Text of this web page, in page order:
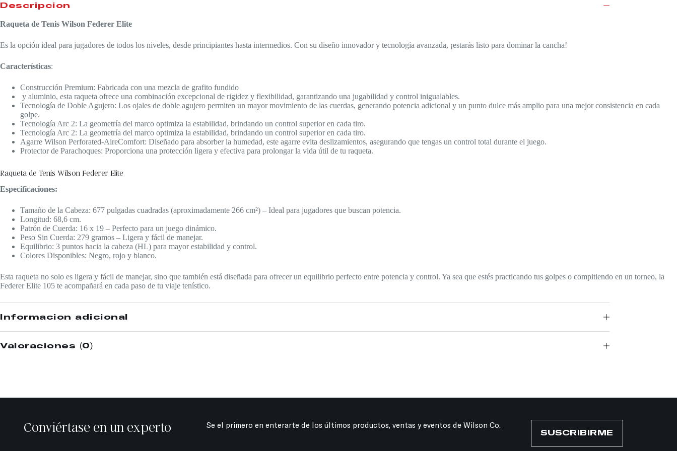
Descripción
Raqueta de Tenis Wilson Federer Elite
Es la opción ideal para jugadores de todos los niveles, desde principiantes hasta intermedios. Con su diseño innovador y tecnología avanzada, ¡estarás listo para dominar la cancha!
Características:
Construcción Premium: Fabricada con una mezcla de grafito fundido
y aluminio, esta raqueta ofrece una combinación excepcional de rigidez y flexibilidad, garantizando una jugabilidad y control inigualables.
Tecnología de Doble Agujero: Los ojales de doble agujero permiten un mayor movimiento de las cuerdas, generando potencia adicional y un punto dulce más amplio para una mejor consistencia en cada
golpe.
Tecnología Arc 2: La geometría del marco optimiza la estabilidad, brindando un control superior en cada tiro.
Tecnología Arc 2: La geometría del marco optimiza la estabilidad, brindando un control superior en cada tiro.
Agarre Wilson Perforated-AireComfort: Diseñado para absorber la humedad, este agarre evita deslizamientos, asegurando que tengas un control total durante el juego.
Protector de Parachoques: Proporciona una protección ligera y efectiva para prolongar la vida útil de tu raqueta.
Raqueta de Tenis Wilson Federer Elite
Especificaciones:
Tamaño de la Cabeza: 677 pulgadas cuadradas (aproximadamente 266 cm²) – Ideal para jugadores que buscan potencia.
Longitud: 68,6 cm.
Patrón de Cuerda: 16 x 19 – Perfecto para un juego dinámico.
Peso Sin Cuerda: 279 gramos – Ligera y fácil de manejar.
Equilibrio: 3 puntos hacia la cabeza (HL) para mayor estabilidad y control.
Colores Disponibles: Negro, rojo y blanco.
Esta raqueta no solo es ligera y fácil de manejar, sino que también está diseñada para ofrecer un equilibrio perfecto entre potencia y control. Ya sea que estés practicando tus golpes o compitiendo en un torneo, la
Federer Elite 105 te acompañará en cada paso de tu viaje tenístico.
Información adicional
Valoraciones (0)
Conviértase en un experto Se el primero en enterarte de los últimos productos, ventas y eventos de Wilson Co.
SUSCRIBIRME